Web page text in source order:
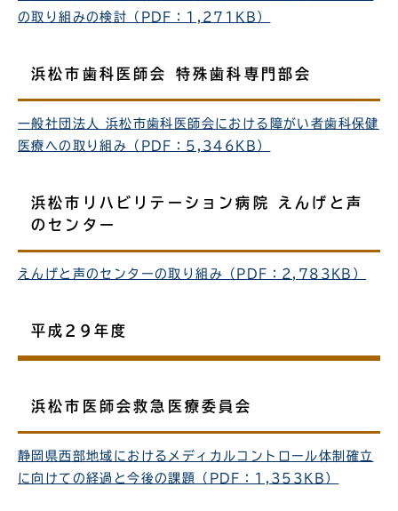
の取り組みの検討（PDF：1,271KB）
浜松市歯科医師会 特殊歯科専門部会
一般社団法人 浜松市歯科医師会における障がい者歯科保健
医療への取り組み（PDF：5,346KB）
浜松市リハビリテーション病院 えんげと声
のセンター
えんげと声のセンターの取り組み（PDF：2,783KB）
平成29年度
浜松市医師会救急医療委員会
静岡県西部地域におけるメディカルコントロール体制確立
に向けての経過と今後の課題（PDF：1,353KB）